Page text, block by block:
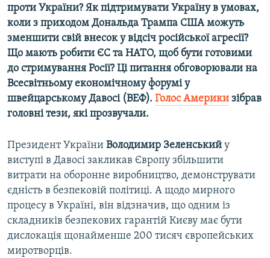
Усі сайти RFE/RL
проти України? Як підтримувати Україну в умовах,
коли з приходом Дональда Трампа США можуть
зменшити свій внесок у відсіч російської агресії?
Що мають робити ЄС та НАТО, щоб бути готовими
до стримування Росії? Ці питання обговорювали на
Всесвітньому економічному форумі у
швейцарському Давосі (ВЕФ). Голос Америки зібрав
головні тези, які прозвучали.
Президент України Володимир Зеленський у
виступі в Давосі закликав Європу збільшити
витрати на оборонне виробництво, демонструвати
єдність в безпековій політиці. А щодо мирного
процесу в Україні, він відзначив, що одним із
складників безпекових гарантій Києву має бути
дислокація щонайменше 200 тисяч європейських
миротворців.